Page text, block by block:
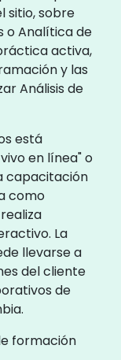
sitio, sobre
o Analítica de
activa,
y las
Análisis de
está
en línea" o
capacitación
como
La
llevarse a
del cliente
de
formación